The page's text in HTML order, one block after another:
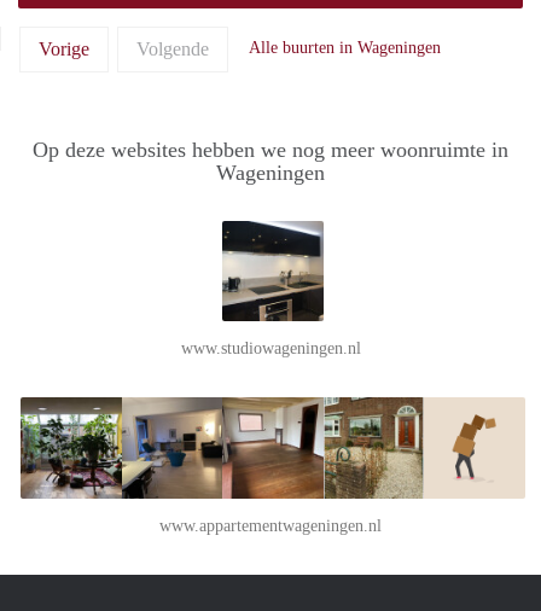
Vorige Volgende Alle buurten in Wageningen
Op deze websites hebben we nog meer woonruimte in
Wageningen
www.studiowageningen.nl
www.appartementwageningen.nl